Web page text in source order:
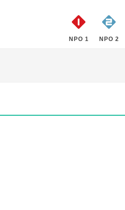
NPO 1 NPO 2